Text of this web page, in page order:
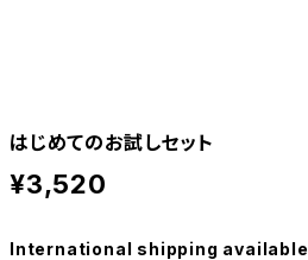
はじめてのお試しセット
¥3,520
International shipping available